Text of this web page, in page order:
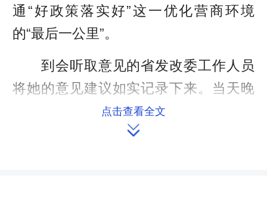
通“好政策落实好”这一优化营商环境
的“最后一公里”。
到会听取意见的省发改委工作人员
将她的意见建议如实记录下来。当天晚
上，省发改委连夜召开会议进行研究，
并起草了书面答复意见，及时向李曦本
点击查看全文
